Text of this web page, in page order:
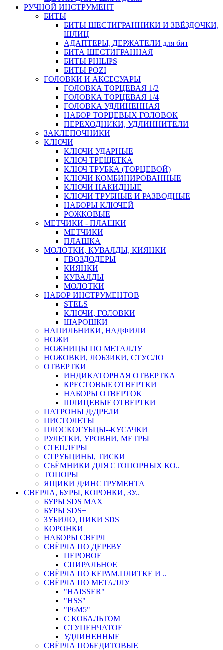
РУЧНОЙ ИНСТРУМЕНТ
БИТЫ
БИТЫ ШЕСТИГРАННИКИ И ЗВЁЗДОЧКИ,
ШЛИЦ
АДАПТЕРЫ, ДЕРЖАТЕЛИ для бит
БИТА ШЕСТИГРАННАЯ
БИТЫ PHILIPS
БИТЫ POZI
ГОЛОВКИ И АКСЕСУАРЫ
ГОЛОВКА ТОРЦЕВАЯ 1/2
ГОЛОВКА ТОРЦЕВАЯ 1/4
ГОЛОВКА УДЛИНЕННАЯ
НАБОР ТОРЦЕВЫХ ГОЛОВОК
ПЕРЕХОДНИКИ, УДЛИННИТЕЛИ
ЗАКЛЕПОЧНИКИ
КЛЮЧИ
КЛЮЧИ УДАРНЫЕ
КЛЮЧ ТРЕЩЕТКА
КЛЮЧ ТРУБКА (ТОРЦЕВОЙ)
КЛЮЧИ КОМБИНИРОВАННЫЕ
КЛЮЧИ НАКИДНЫЕ
КЛЮЧИ ТРУБНЫЕ И РАЗВОДНЫЕ
НАБОРЫ КЛЮЧЕЙ
РОЖКОВЫЕ
МЕТЧИКИ - ПЛАШКИ
МЕТЧИКИ
ПЛАШКА
МОЛОТКИ, КУВАЛДЫ, КИЯНКИ
ГВОЗДОДЕРЫ
КИЯНКИ
КУВАЛДЫ
МОЛОТКИ
НАБОР ИНСТРУМЕНТОВ
STELS
КЛЮЧИ, ГОЛОВКИ
ШАРОШКИ
НАПИЛЬНИКИ, НАДФИЛИ
НОЖИ
НОЖНИЦЫ ПО МЕТАЛЛУ
НОЖОВКИ, ЛОБЗИКИ, СТУСЛО
ОТВЕРТКИ
ИНДИКАТОРНАЯ ОТВЕРТКА
КРЕСТОВЫЕ ОТВЕРТКИ
НАБОРЫ ОТВЕРТОК
ШЛИЦЕВЫЕ ОТВЕРТКИ
ПАТРОНЫ Д/ДРЕЛИ
ПИСТОЛЕТЫ
ПЛОСКОГУБЦЫ--КУСАЧКИ
РУЛЕТКИ, УРОВНИ, МЕТРЫ
СТЕПЛЕРЫ
СТРУБЦИНЫ, ТИСКИ
СЪЁМНИКИ ДЛЯ СТОПОРНЫХ КО..
ТОПОРЫ
ЯЩИКИ Д/ИНСТРУМЕНТА
СВЕРЛА, БУРЫ, КОРОНКИ, ЗУ..
БУРЫ SDS MAX
БУРЫ SDS+
ЗУБИЛО, ПИКИ SDS
КОРОНКИ
НАБОРЫ СВЕРЛ
СВЁРЛА ПО ДЕРЕВУ
ПЕРОВОЕ
СПИРАЛЬНОЕ
СВЁРЛА ПО КЕРАМ.ПЛИТКЕ И ..
СВЁРЛА ПО МЕТАЛЛУ
"HAISSER"
"HSS"
"Р6М5"
С КОБАЛЬТОМ
СТУПЕНЧАТОЕ
УДЛИНЕННЫЕ
СВЁРЛА ПОБЕДИТОВЫЕ